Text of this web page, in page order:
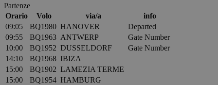
Partenze
Orario
Volo via/a
info
09:05
BQ1980 HANOVER
Departed
09:55
BQ1963 ANTWERP
Gate Number
10:00
BQ1952 DUSSELDORF
Gate Number
14:10
BQ1968 IBIZA
15:00
BQ1902 LAMEZIA TERME
15:00
BQ1954 HAMBURG